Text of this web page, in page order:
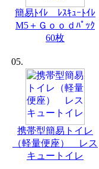
簡易ﾄｲﾚ ﾚｽｷｭｰﾄｲﾚ
M5＋Ｇｏｏｄﾊﾟｯｸ
60枚
05.
携帯型簡易トイレ
（軽量便座） レス
キュートイレ